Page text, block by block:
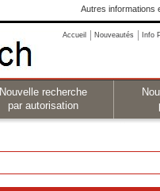
Autres informations
Accueil Nouveautés Info
Nouvelle recherche
par autorisation